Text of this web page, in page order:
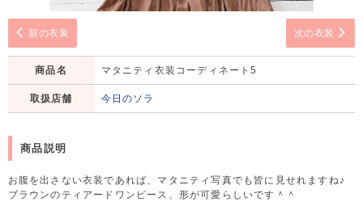
前の衣装 次の衣装
商品名 マタニティ衣装コーディネート5
取扱店舗 今日のソラ
商品説明
お腹を出さない衣装であれば、マタニティ写真でも皆に見せれますね♪
ブラウンのティアードワンピース、形が可愛らしいです＾＾